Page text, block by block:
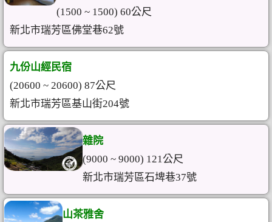
(1500 ~ 1500) 60公尺
新北市瑞芳區佛堂巷62號
九份山經民宿
(20600 ~ 20600) 87公尺
新北市瑞芳區基山街204號
雜院
(9000 ~ 9000) 121公尺
新北市瑞芳區石埤巷37號
山茶雅舍